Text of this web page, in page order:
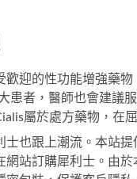
歡迎的性功能增強藥
患者，醫師也會建議
屬於處方藥物，在
也跟上潮流。本站
網站訂購犀利士。由